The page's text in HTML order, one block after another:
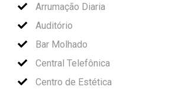
Arrumação Diaria
Auditório
Bar Molhado
Central Telefônica
Centro de Estética